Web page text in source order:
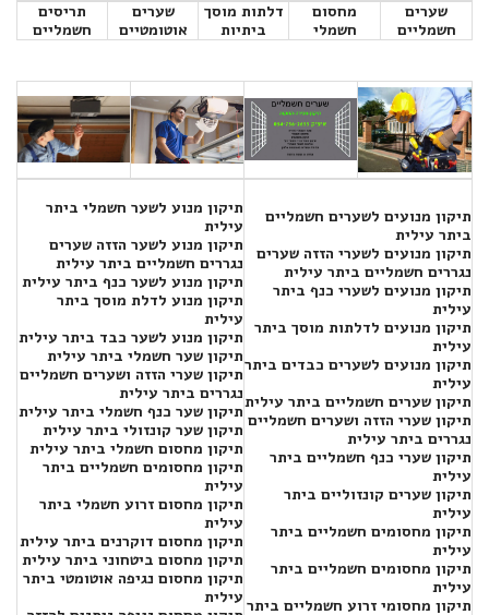
שערים
חשמליים
מחסום
חשמלי
דלתות מוסך
ביתיות
שערים
אוטומטיים
תריסים
חשמליים
תיקון מנועים לשערים חשמליים
ביתר עילית
תיקון מנועים לשערי הזזה שערים
נגררים חשמליים ביתר עילית
תיקון מנועים לשערי כנף ביתר
עילית
תיקון מנועים לדלתות מוסך ביתר
עילית
תיקון מנועים לשערים כבדים ביתר
עילית
תיקון שערים חשמליים ביתר עילית
תיקון שערי הזזה ושערים חשמליים
נגררים ביתר עילית
תיקון שערי כנף חשמליים ביתר
עילית
תיקון שערים קונזוליים ביתר
עילית
תיקון מחסומים חשמליים ביתר
עילית
תיקון מחסומים חשמליים ביתר
עילית
תיקון מחסומי זרוע חשמליים ביתר
תיקון מנוע לשער חשמלי ביתר
עילית
תיקון מנוע לשער הזזה שערים
נגררים חשמליים ביתר עילית
תיקון מנוע לשער כנף ביתר עילית
תיקון מנוע לדלת מוסך ביתר
עילית
תיקון מנוע לשער כבד ביתר עילית
תיקון שער חשמלי ביתר עילית
תיקון שערי הזזה ושערים חשמליים
נגררים ביתר עילית
תיקון שער כנף חשמלי ביתר עילית
תיקון שער קונזולי ביתר עילית
תיקון מחסום חשמלי ביתר עילית
תיקון מחסומים חשמליים ביתר
עילית
תיקון מחסום זרוע חשמלי ביתר
עילית
תיקון מחסום דוקרנים ביתר עילית
תיקון מחסום ביטחוני ביתר עילית
תיקון מחסום נגיפה אוטומטי ביתר
עילית